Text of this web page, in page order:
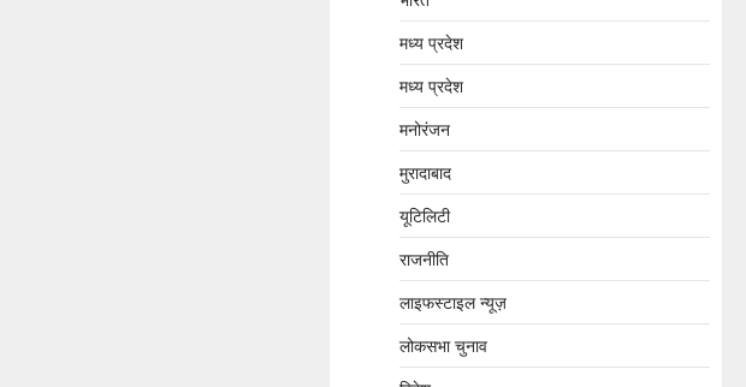
मध्य प्रदेश
मध्य प्रदेश
मनोरंजन
मुरादाबाद
यूटिलिटी
राजनीति
लाइफस्टाइल न्यूज़
लोकसभा चुनाव